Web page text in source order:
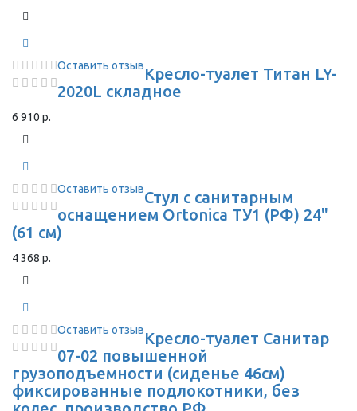
Оставить отзывКресло-туалет Титан LY-
2020L складное
6 910 р.
Оставить отзывСтул с санитарным
оснащением Ortonica ТУ1 (РФ) 24"
(61 см)
4 368 р.
Оставить отзывКресло-туалет Санитар
07-02 повышенной
грузоподъемности (сиденье 46см)
фиксированные подлокотники, без